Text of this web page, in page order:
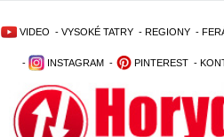
VIDEO - VYSOKÉ TATRY - REGIONY -
- INSTAGRAM - PINTEREST -